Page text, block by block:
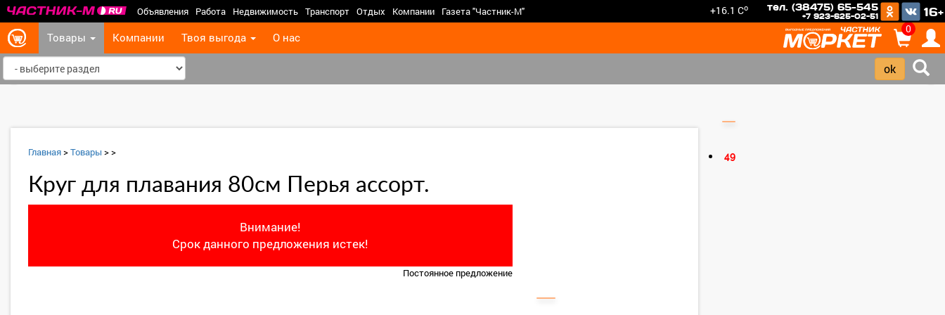
Объявления Работа Недвижимость Транспорт Отдых Компании Газета "Частник-М" +16.1 Co тел. (38475) 65-545
+7 923-625-02-51 16+
Товары Компании Твоя выгода О нас
0
>
Главная>Товары >>
Круг для плавания 80см Перья ассорт.
Внимание!
Срок данного предложения истек!
Постоянное предложение
49
‹ ›